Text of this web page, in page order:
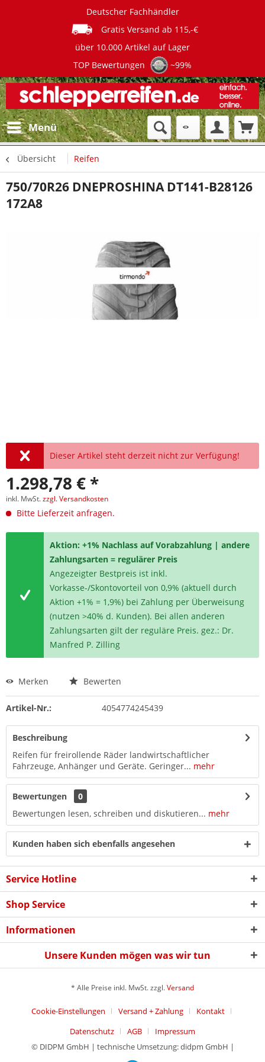
Deutscher Fachhändler
Gratis Versand ab 115,-€
über 10.000 Artikel auf Lager
TOP Bewertungen
~99%
Menü
Übersicht Reifen
750/70R26 DNEPROSHINA DT141-B28126
172A8
Dieser Artikel steht derzeit nicht zur Verfügung!
1.298,78 € *
inkl. MwSt.zzgl. Versandkosten
Bitte Lieferzeit anfragen.
Aktion: +1% Nachlass auf Vorabzahlung | andere
Zahlungsarten = regulärer Preis
Angezeigter Bestpreis ist inkl.
Vorkasse-/Skontovorteil von 0,9% (aktuell durch
Aktion +1% = 1,9%) bei Zahlung per Überweisung
(nutzen >40% d. Kunden). Bei allen anderen
Zahlungsarten gilt der reguläre Preis. gez.: Dr.
Manfred P. Zilling
Merken Bewerten
Artikel-Nr.: 4054774245439
Beschreibung
Reifen für freirollende Räder landwirtschaftlicher
Fahrzeuge, Anhänger und Geräte. Geringer... mehr
Bewertungen
0
Bewertungen lesen, schreiben und diskutieren... mehr
Kunden haben sich ebenfalls angesehen
Service Hotline
Shop Service
Informationen
Unsere Kunden mögen was wir tun
* Alle Preise inkl. MwSt. zzgl.Versand
Cookie-Einstellungen Versand + Zahlung
Kontakt
Datenschutz
AGB
Impressum
© DIDPM GmbH | technische Umsetzung: didpm GmbH |